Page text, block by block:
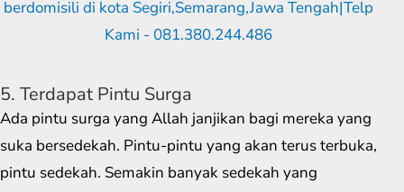
5. Terdapat Pintu Surga
Ada pintu surga yang Allah janjikan bagi mereka yang
suka bersedekah. Pintu-pintu yang akan terus terbuka,
pintu sedekah. Semakin banyak sedekah yang